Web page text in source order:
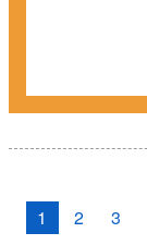
1 2 3